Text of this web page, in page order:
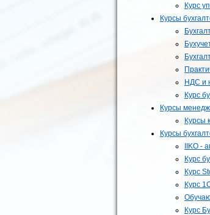
Курс
Курсы
НДС и
Курс
Курсы
Курсы
Курсы
IIKO -
Курс
Курс
Курс
Курс